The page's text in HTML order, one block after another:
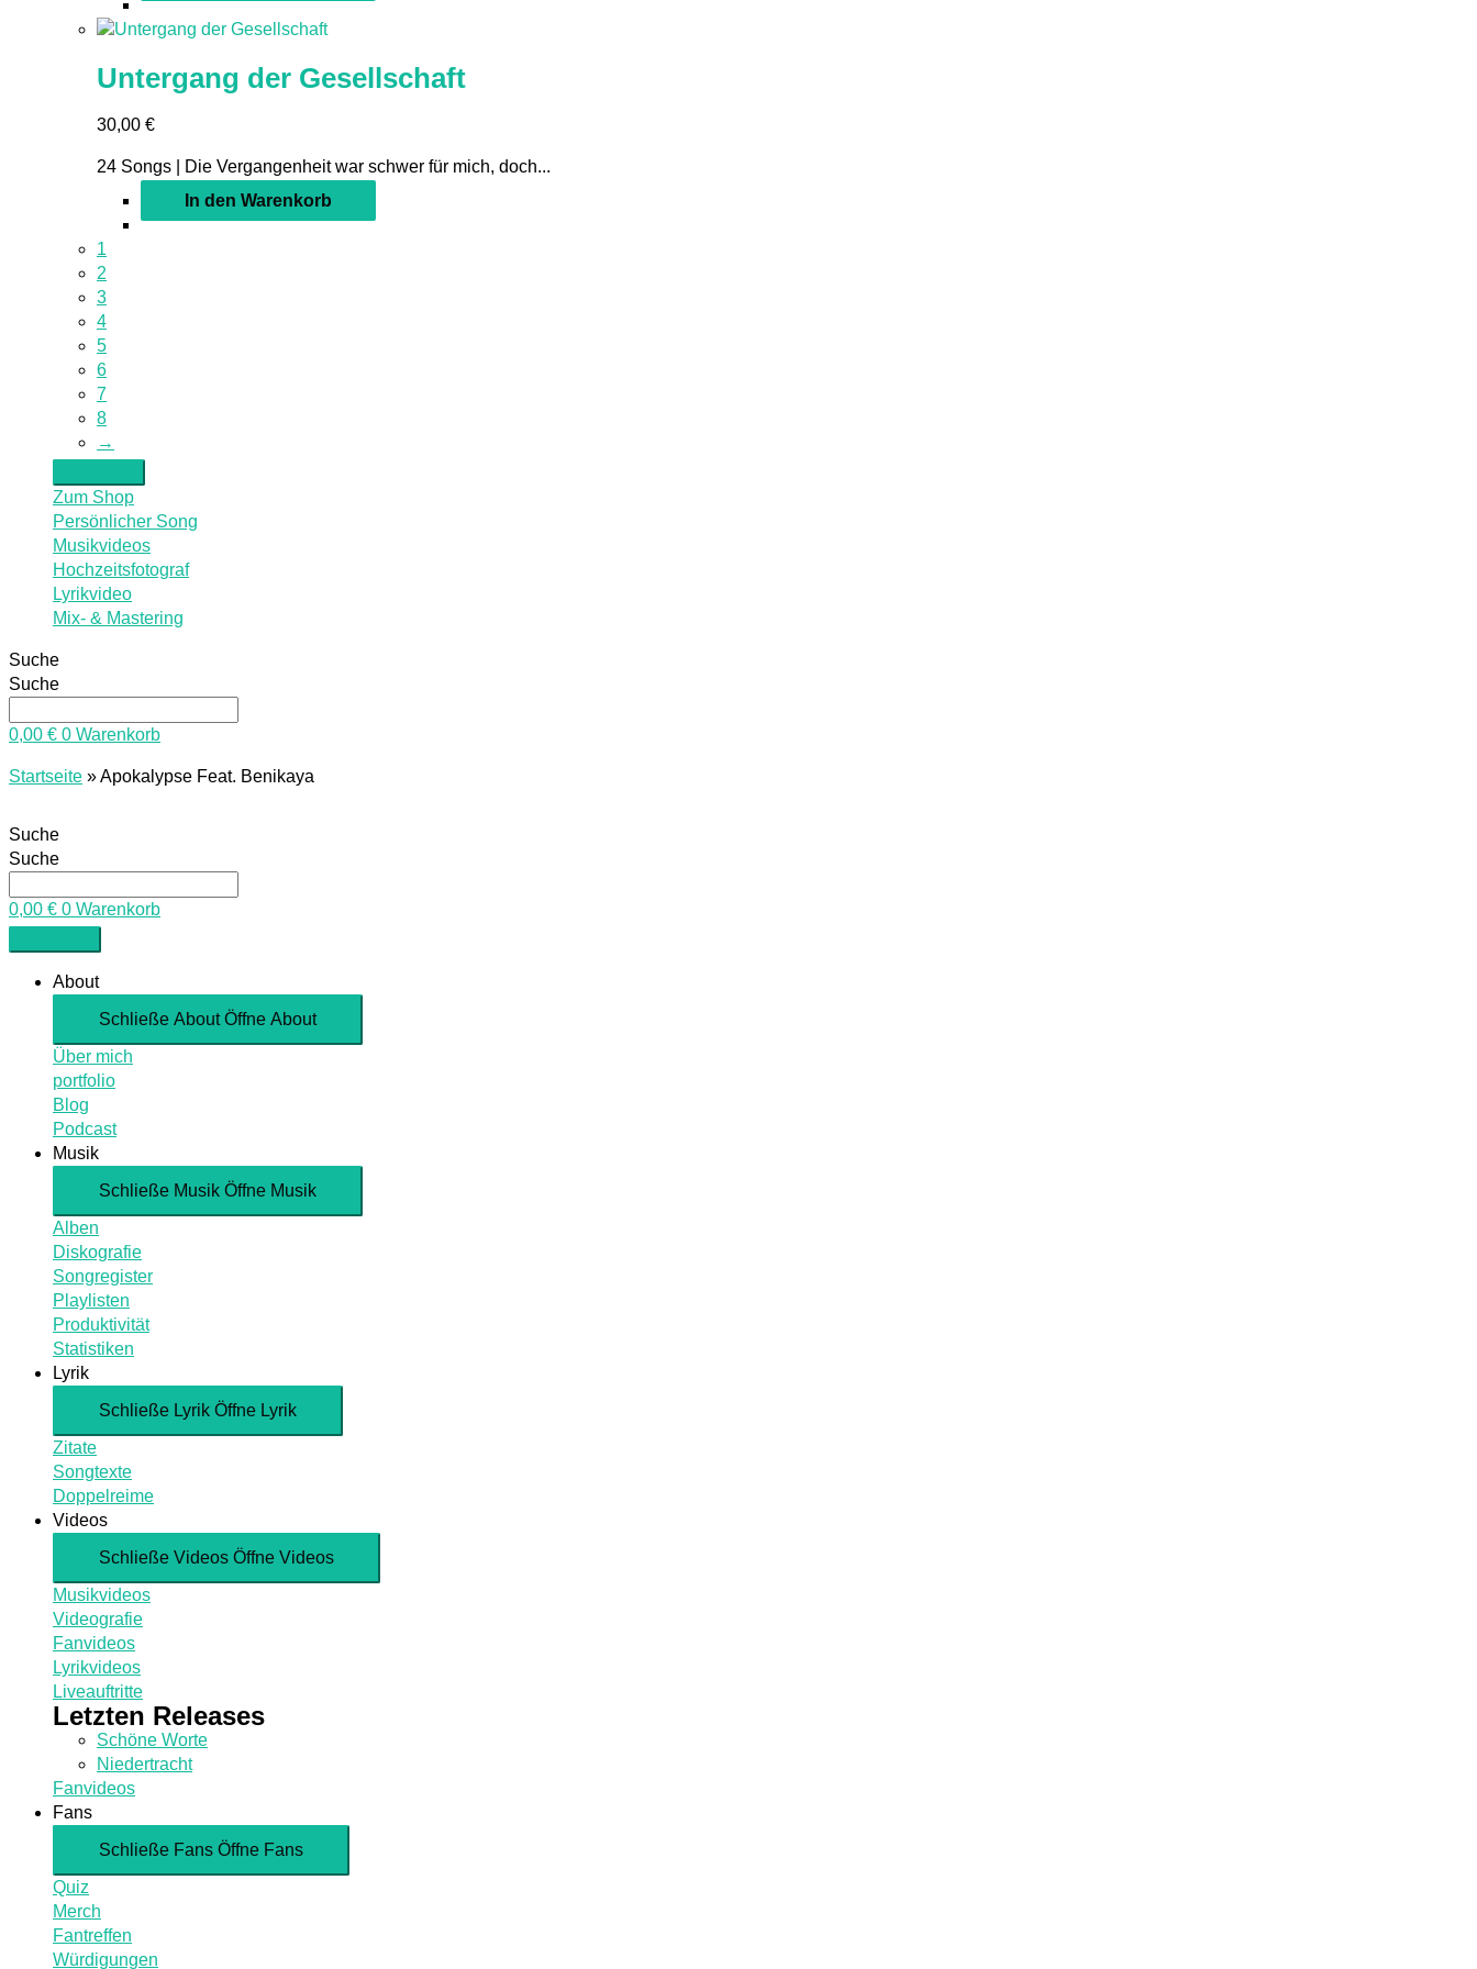
Untergang der Gesellschaft
30,00 €
24 Songs | Die Vergangenheit war schwer für mich, doch...
In den Warenkorb
1
2
3
4
5
6
7
8
→
Zum Shop
Persönlicher Song
Musikvideos
Hochzeitsfotograf
Lyrikvideo
Mix- & Mastering
Suche
Suche
0,00 € 0 Warenkorb
Startseite »Apokalypse Feat. Benikaya
Suche
Suche
0,00 € 0 Warenkorb
About
Schließe About Öffne About
Über mich
portfolio
Blog
Podcast
Musik
Schließe Musik Öffne Musik
Alben
Diskografie
Songregister
Playlisten
Produktivität
Statistiken
Lyrik
Schließe Lyrik Öffne Lyrik
Zitate
Songtexte
Doppelreime
Videos
Schließe Videos Öffne Videos
Musikvideos
Videografie
Fanvideos
Lyrikvideos
Liveauftritte
Letzten Releases
Schöne Worte
Niedertracht
Fanvideos
Fans
Schließe Fans Öffne Fans
Quiz
Merch
Fantreffen
Würdigungen